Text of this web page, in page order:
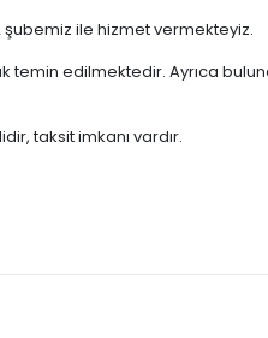
şubemiz ile hizmet vermekteyiz.
edilmektedir. Ayrıca
taksit imkanı vardır.